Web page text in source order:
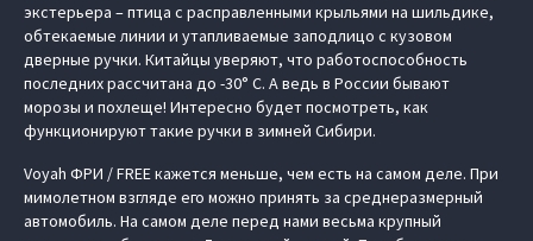
экстерьера – птица с расправленными крыльями на шильдике,
обтекаемые линии и утапливаемые заподлицо с кузовом
дверные ручки. Китайцы уверяют, что работоспособность
последних рассчитана до -30° C. А ведь в России бывают
морозы и похлеще! Интересно будет посмотреть, как
функционируют такие ручки в зимней Сибири.
Voyah ФРИ / FREE кажется меньше, чем есть на самом деле. При
мимолетном взгляде его можно принять за среднеразмерный
автомобиль. На самом деле перед нами весьма крупный